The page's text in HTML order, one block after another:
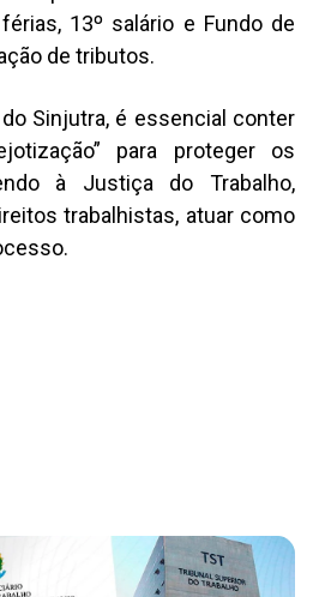
13º salário e Fundo de
de tributos.
Sinjutra, é essencial conter
para proteger os
à Justiça do Trabalho,
trabalhistas, atuar como